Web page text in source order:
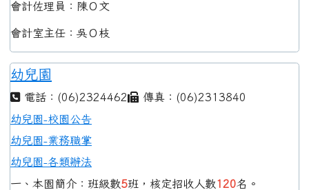
會計佐理員：陳Ｏ文
會計室主任：吳Ｏ枝
幼兒園
電話：(06)2324462
傳真：(06)2313840
幼兒園-校園公告
幼兒園-業務職掌
幼兒園-各類辦法
一、本園簡介：班級數5班，核定招收人數120名。